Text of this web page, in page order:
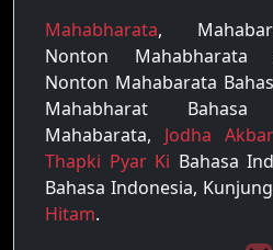
Mahabharata,
Nonton Mahabharata
Nonton Mahabarata
Mahabharat
Mahabarata, Jodha Akbar
Thapki Pyar Ki Bahasa
Bahasa Indonesia,
Hitam.